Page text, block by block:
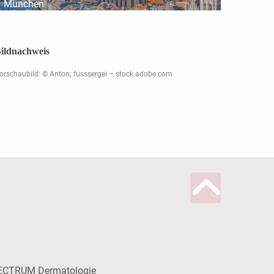
München
© Anton; fusssergei – stock.adobe.com
Dermatologie